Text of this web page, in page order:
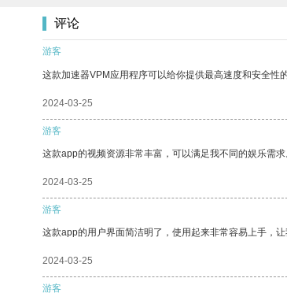
评论
游客
这款加速器VPM应用程序可以给你提供最高速度和安全性的
2024-03-25
游客
这款app的视频资源非常丰富，可以满足我不同的娱乐需求
2024-03-25
游客
这款app的用户界面简洁明了，使用起来非常容易上手，
2024-03-25
游客